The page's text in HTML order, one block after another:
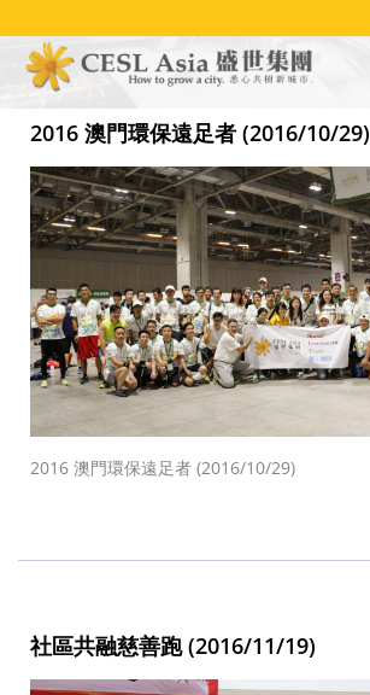
至
2016 澳門環保遠足者 (2016/10/29)
2016 澳門環保遠足者 (2016/10/29)
社區共融慈善跑 (2016/11/19)